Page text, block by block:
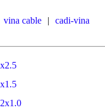
vina cable | cadi-vina